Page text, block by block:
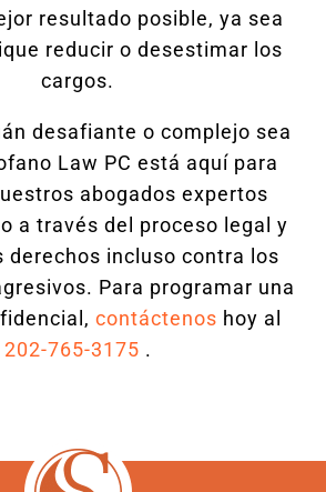
resultado posible, ya sea
reducir o desestimar los
cargos.
desafiante o complejo sea
Law PC está aquí para
abogados expertos
a través del proceso legal y
derechos incluso contra los
Para programar una
contáctenos hoy al
202-765-3175 .